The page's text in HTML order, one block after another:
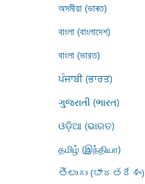
অসমীয়া (ভাৰত)
বাংলা (বাংলাদেশ)
বাংলা (ভারত)
ਪੰਜਾਬੀ (ਭਾਰਤ)
ગુજરાતી (ભારત)
ଓଡ଼ିଆ (ଭାରତ)
தமிழ் (இந்தியா)
తెలుగు (భారతదేశం)